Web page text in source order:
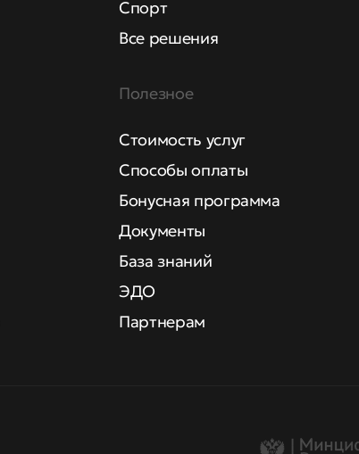
Спорт
Все решения
Полезное
Стоимость услуг
Способы оплаты
Бонусная программа
Документы
База знаний
ЭДО
Партнерам